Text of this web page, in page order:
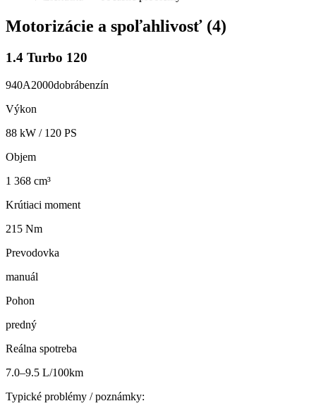
Motorizácie a spoľahlivosť (4)
1.4 Turbo 120
940A2000dobrábenzín
Výkon
88 kW / 120 PS
Objem
1 368 cm³
Krútiaci moment
215 Nm
Prevodovka
manuál
Pohon
predný
Reálna spotreba
7.0–9.5 L/100km
Typické problémy / poznámky: